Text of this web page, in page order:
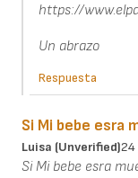
https://
Un abrazo
Respuesta
Si Mi bebe esra
Luisa (unverified)24
Si Mi bebe esra